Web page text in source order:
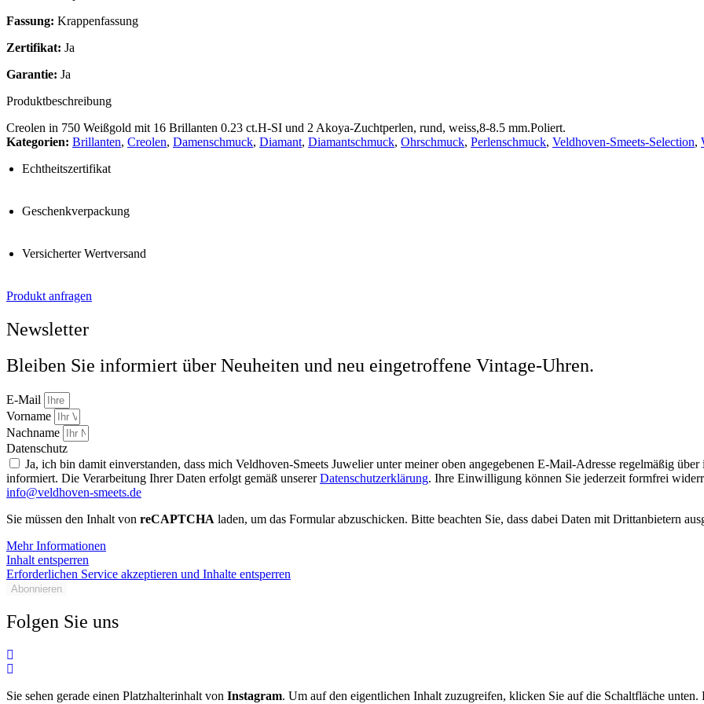
Fassung: Krappenfassung
Zertifikat: Ja
Garantie: Ja
Produktbeschreibung
Creolen in 750 Weißgold mit 16 Brillanten 0.23 ct.H-SI und 2 Akoya-Zuchtperlen, rund, weiss,8-8.5 mm.Poliert.
Kategorien: Brillanten, Creolen, Damenschmuck, Diamant, Diamantschmuck, Ohrschmuck, Perlenschmuck, Veldhoven-Smeets-Selection,
Echtheitszertifikat
Geschenkverpackung
Versicherter Wertversand
Produkt anfragen
Newsletter
Bleiben Sie informiert über Neuheiten und neu eingetroffene Vintage-Uhren.
E-Mail
Vorname
Nachname
Datenschutz
Ja, ich bin damit einverstanden, dass mich Veldhoven-Smeets Juwelier unter meiner oben angegebenen E-Mail-Adresse regelmäßig
informiert. Die Verarbeitung Ihrer Daten erfolgt gemäß unsererDatenschutzerklärung. Ihre Einwilligung können Sie jederzeit formfrei
info@veldhoven-smeets.de
Sie müssen den Inhalt von reCAPTCHA laden, um das Formular abzuschicken. Bitte beachten Sie, dass dabei Daten mit Drittanbietern
Mehr Informationen
Inhalt entsperren
Erforderlichen Service akzeptieren und Inhalte entsperren
Abonnieren
Folgen Sie uns
Sie sehen gerade einen Platzhalterinhalt von Instagram. Um auf den eigentlichen Inhalt zuzugreifen, klicken Sie auf die Schaltfläche